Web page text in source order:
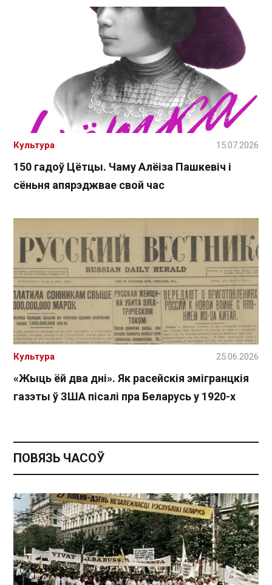
150 гадоў Цётцы. Чаму Алёіза Пашкевіч і
сёньня апярэджвае свой час
Культура 15.07.2026
«Жыць ёй два дні». Як расейскія эмігранцкія
газэты ў ЗША пісалі пра Беларусь у 1920-х
Культура 25.06.2026
ПОВЯЗЬ ЧАСОЎ